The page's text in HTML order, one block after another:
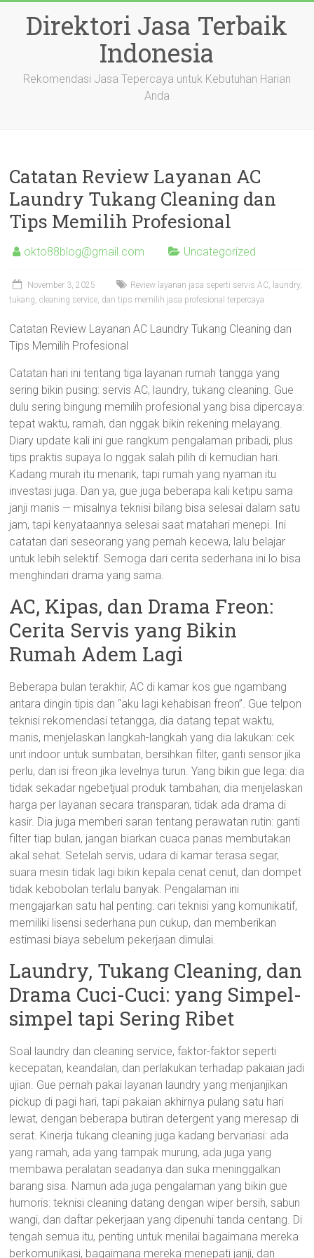
contentDirektori Jasa Terbaik
Indonesia
Rekomendasi Jasa Tepercaya untuk Kebutuhan Harian
Anda
Catatan Review Layanan AC
Laundry Tukang Cleaning dan
Tips Memilih Profesional
okto88blog@gmail.com Uncategorized
November 3, 2025
Review layanan jasa seperti servis AC, laundry,
tukang, cleaning service, dan tips memilih jasa profesional terpercaya
Catatan Review Layanan AC Laundry Tukang Cleaning dan
Tips Memilih Profesional
Catatan hari ini tentang tiga layanan rumah tangga yang
sering bikin pusing: servis AC, laundry, tukang cleaning. Gue
dulu sering bingung memilih profesional yang bisa dipercaya:
tepat waktu, ramah, dan nggak bikin rekening melayang.
Diary update kali ini gue rangkum pengalaman pribadi, plus
tips praktis supaya lo nggak salah pilih di kemudian hari.
Kadang murah itu menarik, tapi rumah yang nyaman itu
investasi juga. Dan ya, gue juga beberapa kali ketipu sama
janji manis — misalnya teknisi bilang bisa selesai dalam satu
jam, tapi kenyataannya selesai saat matahari menepi. Ini
catatan dari seseorang yang pernah kecewa, lalu belajar
untuk lebih selektif. Semoga dari cerita sederhana ini lo bisa
menghindari drama yang sama.
AC, Kipas, dan Drama Freon:
Cerita Servis yang Bikin
Rumah Adem Lagi
Beberapa bulan terakhir, AC di kamar kos gue ngambang
antara dingin tipis dan “aku lagi kehabisan freon”. Gue telpon
teknisi rekomendasi tetangga, dia datang tepat waktu,
manis, menjelaskan langkah-langkah yang dia lakukan: cek
unit indoor untuk sumbatan, bersihkan filter, ganti sensor jika
perlu, dan isi freon jika levelnya turun. Yang bikin gue lega: dia
tidak sekadar ngebetjual produk tambahan; dia menjelaskan
harga per layanan secara transparan, tidak ada drama di
kasir. Dia juga memberi saran tentang perawatan rutin: ganti
filter tiap bulan, jangan biarkan cuaca panas membutakan
akal sehat. Setelah servis, udara di kamar terasa segar,
suara mesin tidak lagi bikin kepala cenat cenut, dan dompet
tidak kebobolan terlalu banyak. Pengalaman ini
mengajarkan satu hal penting: cari teknisi yang komunikatif,
memiliki lisensi sederhana pun cukup, dan memberikan
estimasi biaya sebelum pekerjaan dimulai.
Laundry, Tukang Cleaning, dan
Drama Cuci-Cuci: yang Simpel-
simpel tapi Sering Ribet
Soal laundry dan cleaning service, faktor-faktor seperti
kecepatan, keandalan, dan perlakukan terhadap pakaian jadi
ujian. Gue pernah pakai layanan laundry yang menjanjikan
pickup di pagi hari, tapi pakaian akhirnya pulang satu hari
lewat, dengan beberapa butiran detergent yang meresap di
serat. Kinerja tukang cleaning juga kadang bervariasi: ada
yang ramah, ada yang tampak murung, ada juga yang
membawa peralatan seadanya dan suka meninggalkan
barang sisa. Namun ada juga pengalaman yang bikin gue
humoris: teknisi cleaning datang dengan wiper bersih, sabun
wangi, dan daftar pekerjaan yang dipenuhi tanda centang. Di
tengah semua itu, penting untuk menilai bagaimana mereka
berkomunikasi, bagaimana mereka menepati janji, dan